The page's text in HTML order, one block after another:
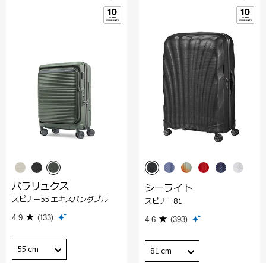
パラリュクス
スピナー55 エキスパンダブル
4.9 (133)
55 cm
シーライト
スピナー81
4.6 (393)
81 cm